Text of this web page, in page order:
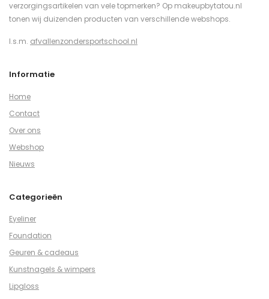
verzorgingsartikelen van vele topmerken? Op makeupbytatou.nl
tonen wij duizenden producten van verschillende webshops.
I.s.m. afvallenzondersportschool.nl
Informatie
Home
Contact
Over ons
Webshop
Nieuws
Categorieën
Eyeliner
Foundation
Geuren & cadeaus
Kunstnagels & wimpers
Lipgloss